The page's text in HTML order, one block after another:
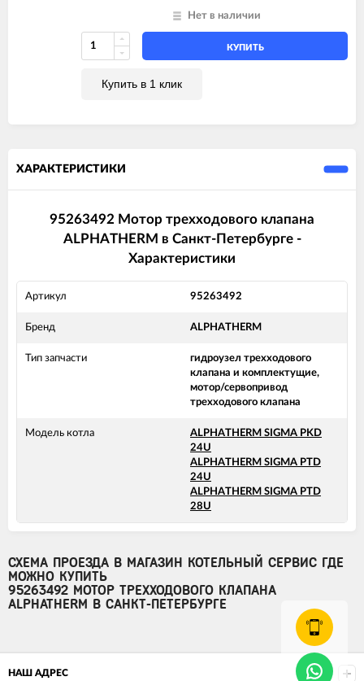
Нет в наличии
КУПИТЬ
Купить в 1 клик
ХАРАКТЕРИСТИКИ
95263492 Мотор трехходового клапана
ALPHATHERM в Санкт-Петербурге -
Характеристики
Артикул 95263492
Бренд ALPHATHERM
Тип запчасти
гидроузел трехходового
клапана и комплектущие,
мотор/сервопривод
трехходового клапана
Модель котла
ALPHATHERM SIGMA PKD
24U
ALPHATHERM SIGMA PTD
24U
ALPHATHERM SIGMA PTD
28U
СХЕМА ПРОЕЗДА В МАГАЗИН КОТЕЛЬНЫЙ СЕРВИС ГДЕ
МОЖНО КУПИТЬ
95263492 МОТОР ТРЕХХОДОВОГО КЛАПАНА
ALPHATHERM В САНКТ-ПЕТЕРБУРГЕ
НАШ АДРЕС